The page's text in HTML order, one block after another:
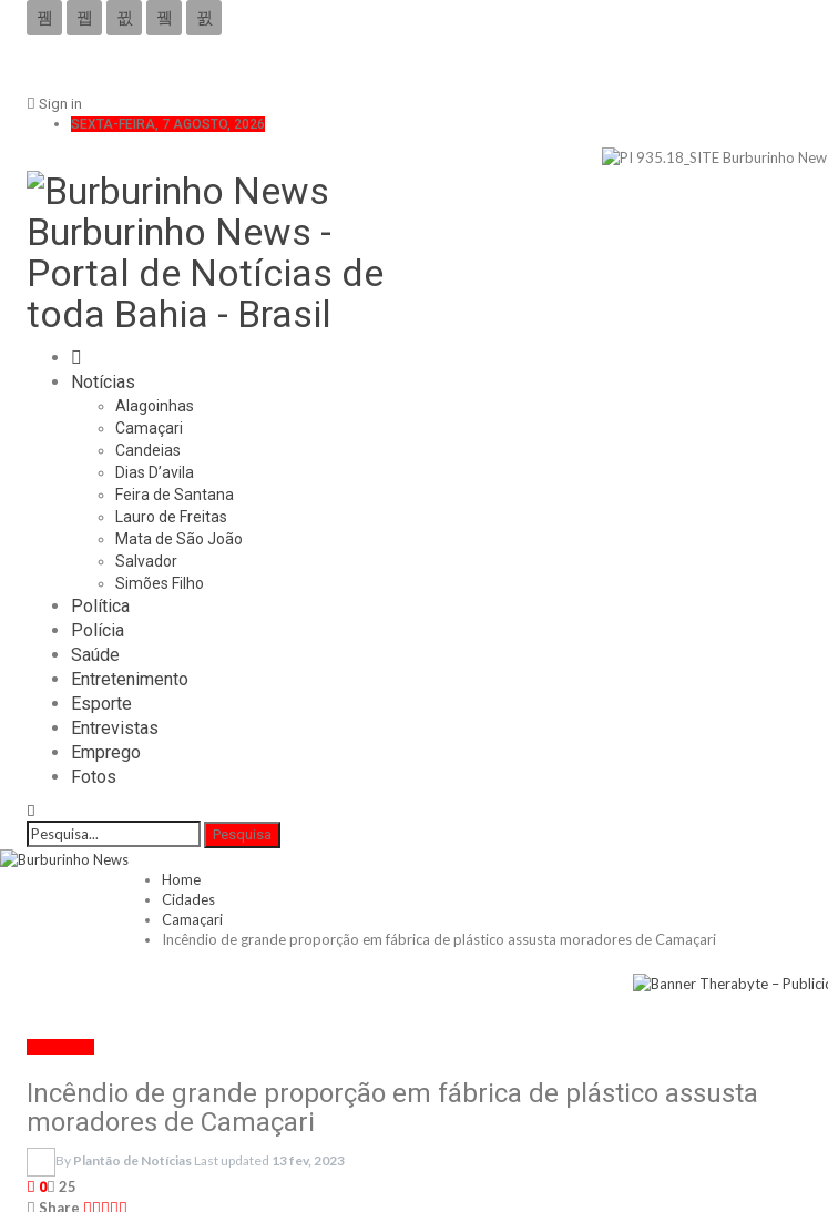
Sign in
SEXTA-FEIRA, 7 AGOSTO, 2026
Burburinho News -
Portal de Notícias de
toda Bahia - Brasil
Notícias
Alagoinhas
Camaçari
Candeias
Dias D’avila
Feira de Santana
Lauro de Freitas
Mata de São João
Salvador
Simões Filho
Política
Polícia
Saúde
Entretenimento
Esporte
Entrevistas
Emprego
Fotos
Home
Cidades
Camaçari
Incêndio de grande proporção em fábrica de plástico assusta moradores de Camaçari
Incêndio de grande proporção em fábrica de plástico assusta
moradores de Camaçari
By Plantão de Notícias Last updated 13 fev, 2023
0
25
Share